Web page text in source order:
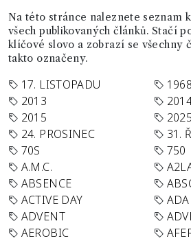
Na této stránce naleznete seznam
všech publikovaných článků. Stačí
klíčové slovo a zobrazí se všechny
takto označeny.
17. LISTOPADU
1968
2013
2015
2025
24. PROSINEC
31.
70S
750
A.M.C.
ABSENCE
ACTIVE DAY
ADVENT
AEROBIC